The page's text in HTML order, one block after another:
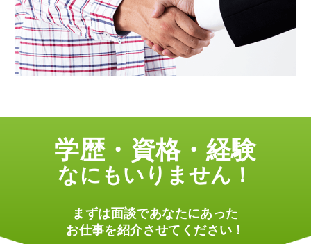
学歴・資格・経験
なにもいりません！
まずは面談であなたにあった
お仕事を紹介させてください！